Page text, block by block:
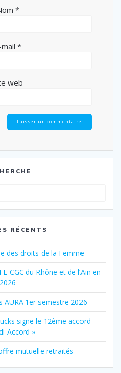
*
*
web
:
RÉCENTS
des droits de la Femme
CGC du Rhône et de l’Ain en
2026
AURA 1er semestre 2026
signe le 12ème accord
Accord »
mutuelle retraités